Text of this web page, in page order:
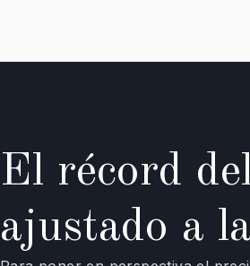
El récord
ajustado a